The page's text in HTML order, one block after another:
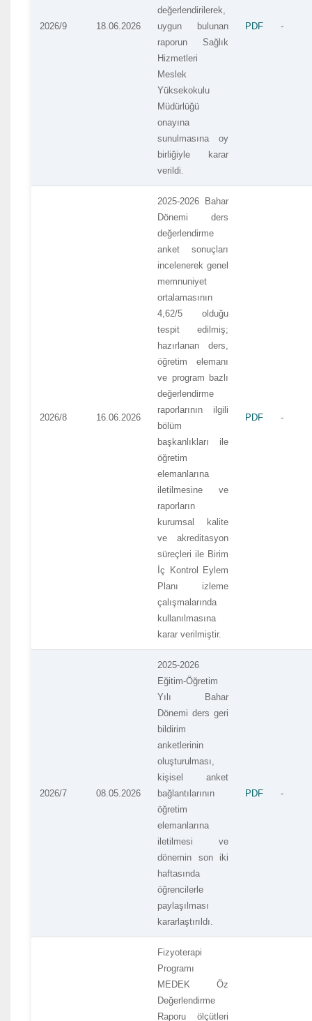
2026/9 18.06.2026
değerlendirilerek,
uygun bulunan
raporun Sağlık
Hizmetleri
Meslek
Yüksekokulu
Müdürlüğü
onayına
sunulmasına oy
birliğiyle karar
verildi.
PDF -
2026/8 16.06.2026
2025-2026 Bahar
Dönemi ders
değerlendirme
anket sonuçları
incelenerek genel
memnuniyet
ortalamasının
4,62/5 olduğu
tespit edilmiş;
hazırlanan ders,
öğretim elemanı
ve program bazlı
değerlendirme
raporlarının ilgili
bölüm
başkanlıkları ile
öğretim
elemanlarına
iletilmesine ve
raporların
kurumsal kalite
ve akreditasyon
süreçleri ile Birim
İç Kontrol Eylem
Planı izleme
çalışmalarında
kullanılmasına
karar verilmiştir.
PDF -
2026/7 08.05.2026
2025-2026
Eğitim-Öğretim
Yılı Bahar
Dönemi ders geri
bildirim
anketlerinin
oluşturulması,
kişisel anket
bağlantılarının
öğretim
elemanlarına
iletilmesi ve
dönemin son iki
haftasında
öğrencilerle
paylaşılması
kararlaştırıldı.
PDF -
Fizyoterapi
Programı
MEDEK Öz
Değerlendirme
Raporu ölçütleri